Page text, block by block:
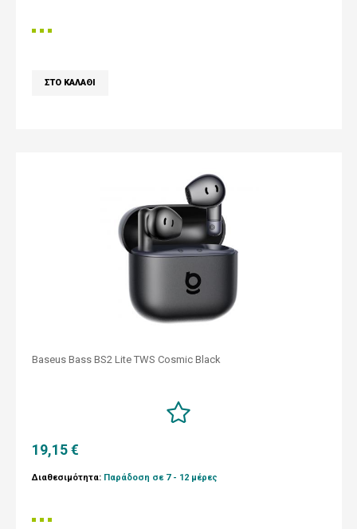
Baseus Bass BS2 Lite TWS Cosmic Black
19,15 €
Διαθεσιμότητα: Παράδοση σε 7 - 12 μέρες